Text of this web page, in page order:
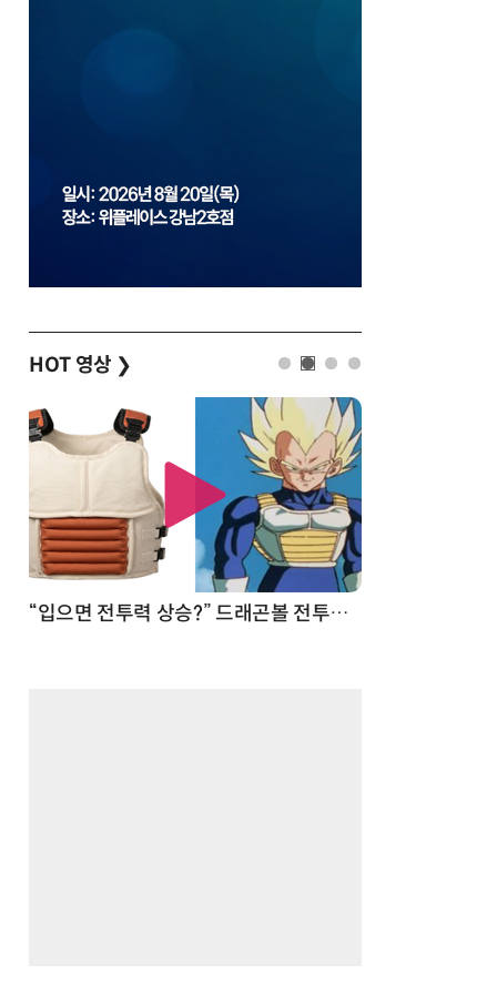
HOT 영상 ❯
“입으면 전투력 상승?” 드래곤볼 전투복 닮은 중량조끼